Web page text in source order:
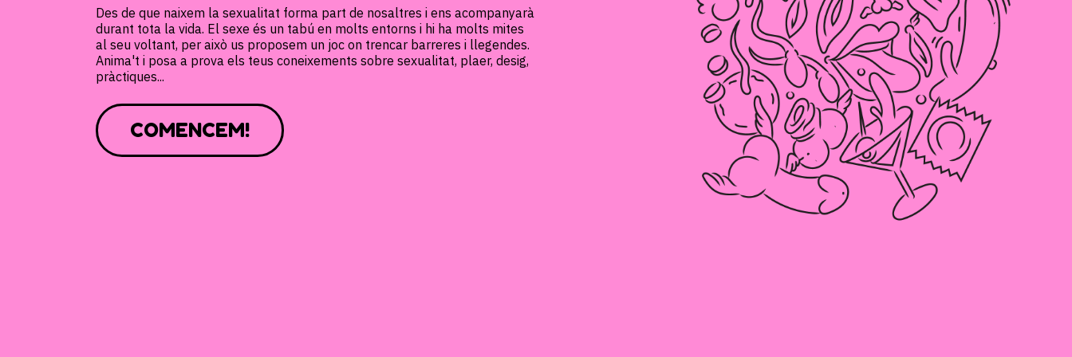
Des de que naixem la sexualitat forma part de nosaltres i ens acompanyarà
durant tota la vida. El sexe és un tabú en molts entorns i hi ha molts mites
al seu voltant, per això us proposem un joc on trencar barreres i llegendes.
Anima't i posa a prova els teus coneixements sobre sexualitat, plaer, desig,
pràctiques...
COMENCEM!